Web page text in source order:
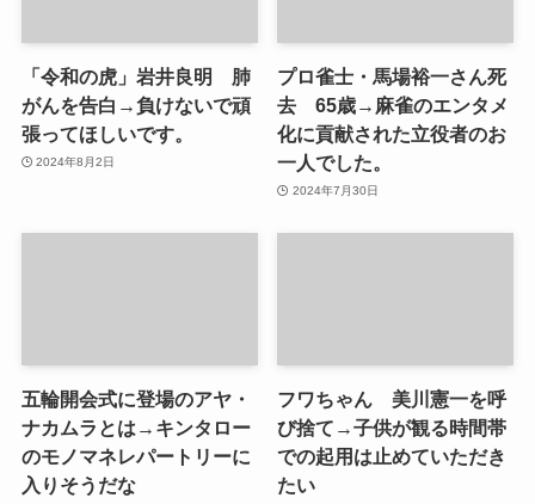
「令和の虎」岩井良明 肺
がんを告白→負けないで頑
張ってほしいです。
2024年8月2日
プロ雀士・馬場裕一さん死
去 65歳→麻雀のエンタメ
化に貢献された立役者のお
一人でした。
2024年7月30日
五輪開会式に登場のアヤ・
ナカムラとは→キンタロー
のモノマネレパートリーに
入りそうだな
フワちゃん 美川憲一を呼
び捨て→子供が観る時間帯
での起用は止めていただき
たい